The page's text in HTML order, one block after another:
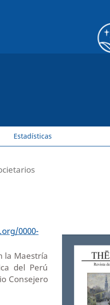
Estadísticas
0000-
la Maestría
del Perú
Consejero